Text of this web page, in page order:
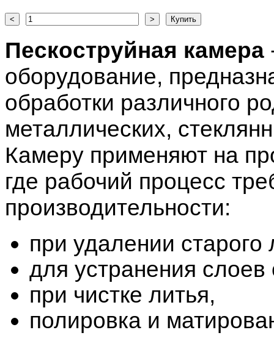
Пескоструйная камера
оборудование,
обработки различного
металлических,
Камеру применяют на
где рабочий процесс
производительности:
при удалении старого
для устранения
при чистке литья,
полировка и